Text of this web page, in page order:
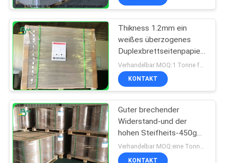
Thikness 1.2mm ein
weißes überzogenes
Duplexbrettseitenpapier
in den Blättern
KONTAKT
Guter brechender
Widerstand-und der
hohen Steifheits-450g
Lehm beschichtete
Duplexpapier in der Rolle
Verhandelbar MOQ:eine Tonne von standrad Größe
KONTAKT